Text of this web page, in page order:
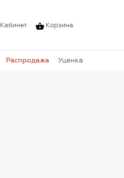
Кабинет Корзина
Распродажа Уценка